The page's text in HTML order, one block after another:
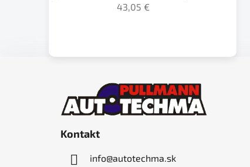
43,05 €
Kontakt
info@autotechma.sk